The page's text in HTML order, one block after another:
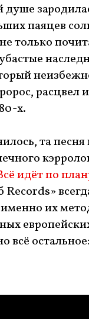
душе
паяцев
только
х.
та
идёт по
их
всё